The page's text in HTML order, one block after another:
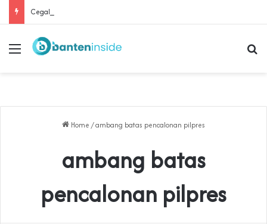
Menu
Home /ambang batas pencalonan pilpres
ambang batas
pencalonan pilpres